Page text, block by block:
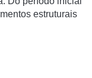
estruturais